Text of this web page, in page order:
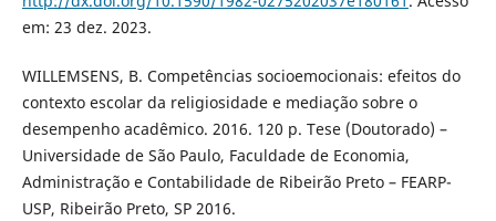
em: 23 dez. 2023.
WILLEMSENS, B. Competências socioemocionais: efeitos do
contexto escolar da religiosidade e mediação sobre o
desempenho acadêmico. 2016. 120 p. Tese (Doutorado) –
Universidade de São Paulo, Faculdade de Economia,
Administração e Contabilidade de Ribeirão Preto – FEARP-
USP, Ribeirão Preto, SP 2016.